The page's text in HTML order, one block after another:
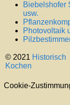
Biebelshofer
usw.
Photovoltaik
© 2021 Historisch
Kochen
Cookie-